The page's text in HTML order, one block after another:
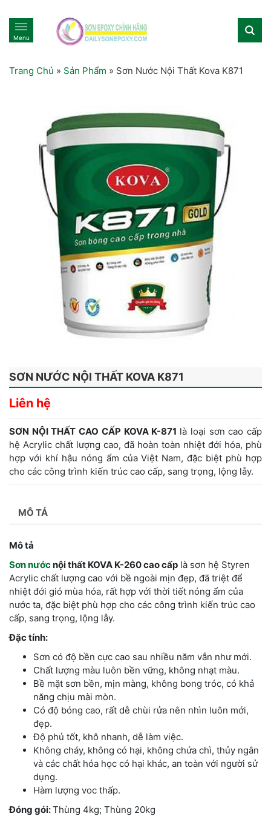
Menu
Trang Chủ » Sản Phẩm » Sơn Nước Nội Thất Kova K871
SƠN NƯỚC NỘI THẤT KOVA K871
Liên hệ
SƠN NỘI THẤT CAO CẤP KOVA K-871 là loại sơn cao cấp
hệ Acrylic chất lượng cao, đã hoàn toàn nhiệt đới hóa, phù
hợp với khí hậu nóng ẩm của Việt Nam, đặc biệt phù hợp
cho các công trình kiến trúc cao cấp, sang trọng, lộng lẫy.
MÔ TẢ
Mô tả
Sơn nướcnội thất KOVA K-260 cao cấp là sơn hệ Styren
Acrylic chất lượng cao với bề ngoài mịn đẹp, đã triệt để
nhiệt đới gió mùa hóa, rất hợp với thời tiết nóng ẩm của
nước ta, đặc biệt phù hợp cho các công trình kiến trúc cao
cấp, sang trọng, lộng lẫy.
Đặc tính:
Sơn có độ bền cực cao sau nhiều năm vẫn như mới.
Chất lượng màu luôn bền vững, không nhạt màu.
Bề mặt sơn bền, mịn màng, không bong tróc, có khả
năng chịu mài mòn.
Có độ bóng cao, rất dễ chùi rửa nên nhìn luôn mới,
đẹp.
Độ phủ tốt, khô nhanh, dễ làm việc.
Không cháy, không có hại, không chứa chì, thủy ngân
và các chất hóa học có hại khác, an toàn với người sử
dụng.
Hàm lượng voc thấp.
Đóng gói:Thùng 4kg; Thùng 20kg